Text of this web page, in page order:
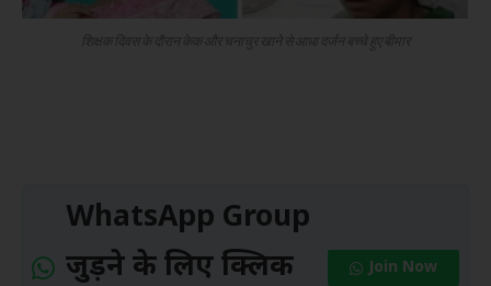
शिक्षक दिवस के दौरान केक और चनाचुर खाने से आधा दर्जन बच्चे हुए बीमार
WhatsApp Group
जुड़ने के लिए क्लिक
Join Now